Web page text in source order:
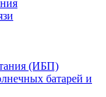
(ИБП)
батарей и